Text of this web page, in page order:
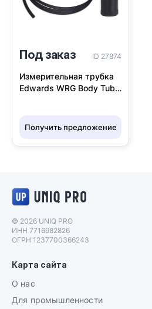
Под заказ ID 27874
Измерительная трубка
Edwards WRG Body Tube
Получить предложение
© 2026 UNIQ PRO
ИНН 7716982826
ОГРН 1237700366243
Карта сайта
О нас
Для промышленности